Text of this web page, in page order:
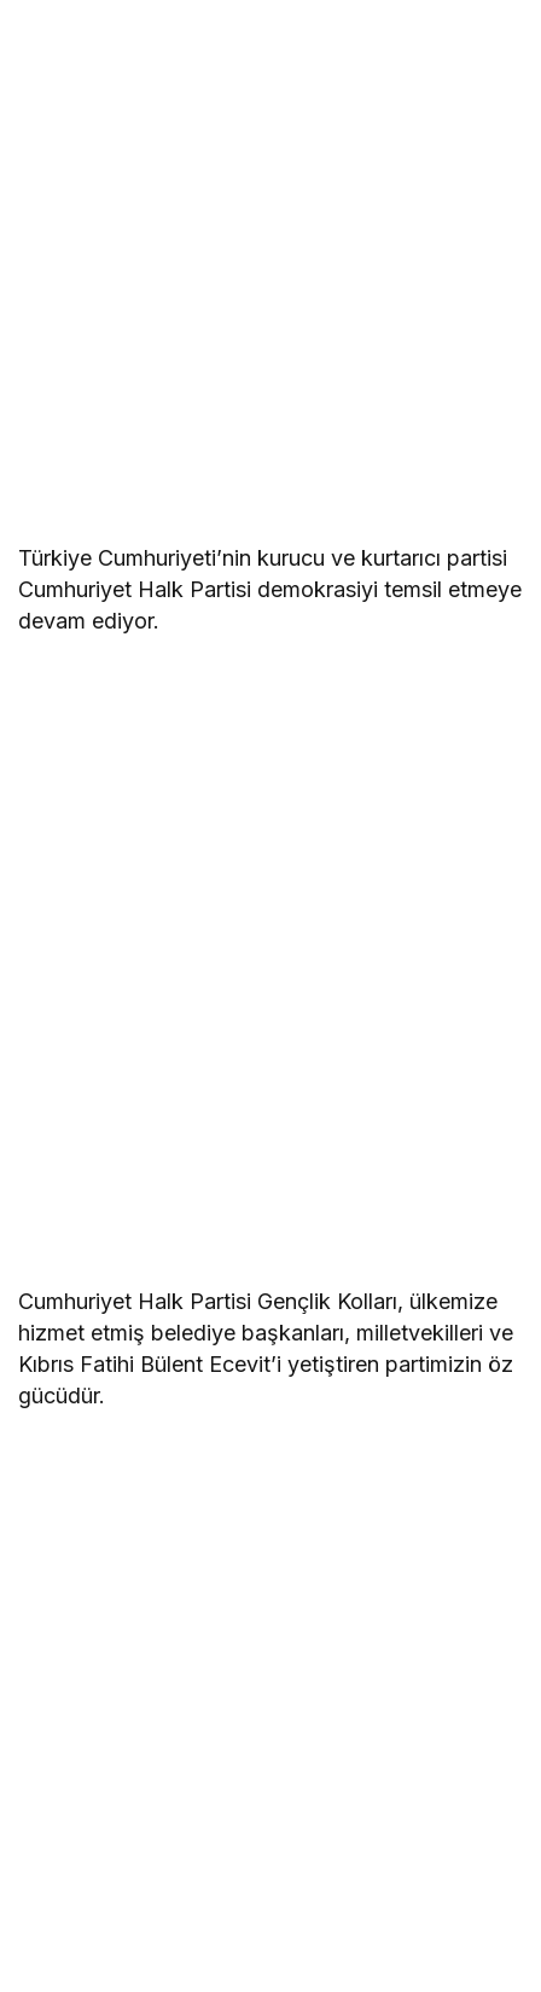
Türkiye Cumhuriyeti’nin kurucu ve kurtarıcı partisi
Cumhuriyet Halk Partisi demokrasiyi temsil etmeye
devam ediyor.
Cumhuriyet Halk Partisi Gençlik Kolları, ülkemize
hizmet etmiş belediye başkanları, milletvekilleri ve
Kıbrıs Fatihi Bülent Ecevit’i yetiştiren partimizin öz
gücüdür.